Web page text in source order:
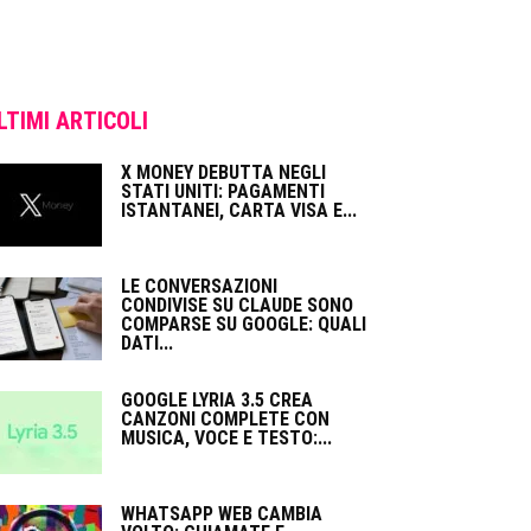
ARTICOLI
X MONEY DEBUTTA NEGLI
STATI UNITI: PAGAMENTI
ISTANTANEI, CARTA VISA E...
LE CONVERSAZIONI
CONDIVISE SU CLAUDE SONO
COMPARSE SU GOOGLE: QUALI
DATI...
GOOGLE LYRIA 3.5 CREA
CANZONI COMPLETE CON
MUSICA, VOCE E TESTO:...
WHATSAPP WEB CAMBIA